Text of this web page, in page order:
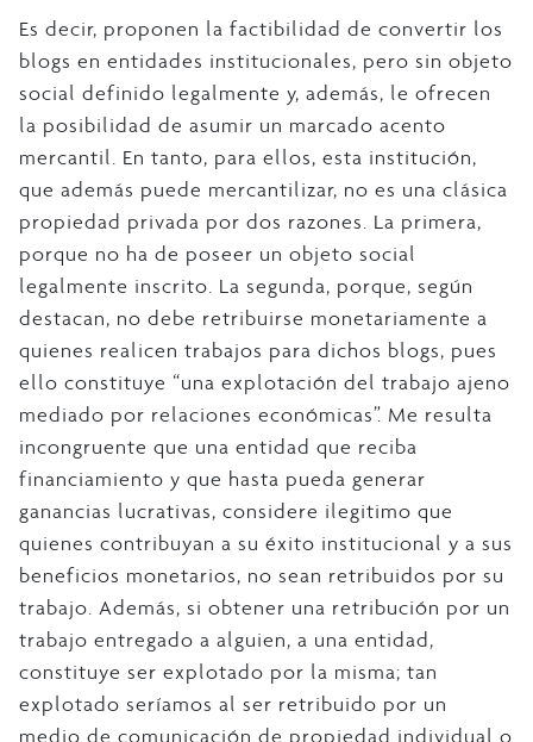
Es decir, proponen la factibilidad de convertir los
blogs en entidades institucionales, pero sin objeto
social definido legalmente y, además, le ofrecen
la posibilidad de asumir un marcado acento
mercantil. En tanto, para ellos, esta institución,
que además puede mercantilizar, no es una clásica
propiedad privada por dos razones. La primera,
porque no ha de poseer un objeto social
legalmente inscrito. La segunda, porque, según
destacan, no debe retribuirse monetariamente a
quienes realicen trabajos para dichos blogs, pues
ello constituye “una explotación del trabajo ajeno
mediado por relaciones económicas”. Me resulta
incongruente que una entidad que reciba
financiamiento y que hasta pueda generar
ganancias lucrativas, considere ilegitimo que
quienes contribuyan a su éxito institucional y a sus
beneficios monetarios, no sean retribuidos por su
trabajo. Además, si obtener una retribución por un
trabajo entregado a alguien, a una entidad,
constituye ser explotado por la misma; tan
explotado seríamos al ser retribuido por un
medio de comunicación de propiedad individual o